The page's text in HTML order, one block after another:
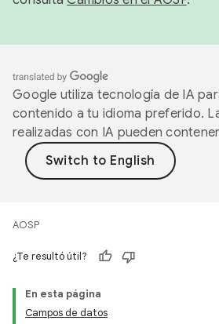
Google utiliza tecnología de IA
contenido a tu idioma preferido.
realizadas con IA pueden
AOSP
¿Te resultó útil?
En esta página
Campos de datos